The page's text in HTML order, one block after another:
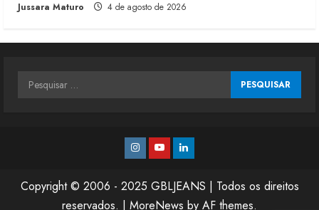
Jussara Maturo 4 de agosto de 2026
Pesquisar
Instagram
YoutubeLinkedin
Copyright © 2006 - 2025 GBLJEANS | Todos os direitos
reservados. | MoreNews by AF themes.